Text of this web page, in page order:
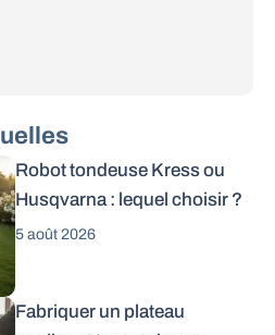
Robot tondeuse Kress ou
Husqvarna : lequel choisir ?
5 août 2026
Fabriquer un plateau